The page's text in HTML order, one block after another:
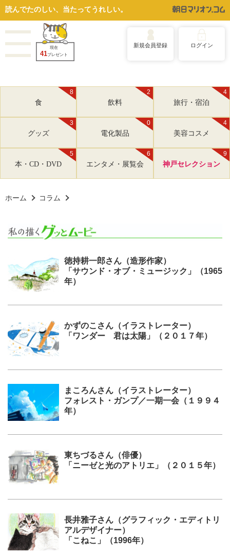
読んでたのしい、当たってうれしい。
現在
41プレゼント
新規会員登録 ログイン
8
食
2
飲料
4
旅行・宿泊
3
グッズ
0
電化製品
4
美容コスメ
5
本・CD・DVD
6
エンタメ・展覧会
9
神戸セレクション
ホーム コラム
徳持耕一郎さん（造形作家）
「サウンド・オブ・ミュージック」（1965
年）
かずのこさん（イラストレーター）
「ワンダー 君は太陽」（２０１７年）
まころんさん（イラストレーター）
フォレスト・ガンプ／一期一会（１９９４
年）
東ちづるさん（俳優）
「ニーゼと光のアトリエ」（２０１５年）
長井雅子さん（グラフィック・エディトリ
アルデザイナー）
「こねこ」（1996年）